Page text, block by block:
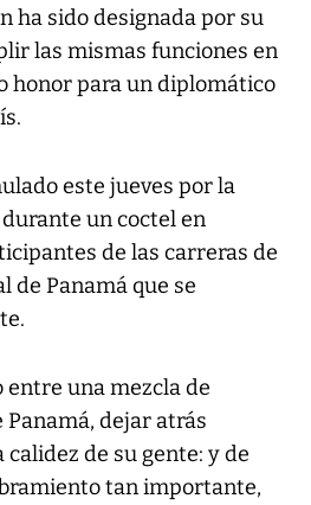
ha sido designada por su
las mismas funciones en
honor para un diplomático
este jueves por la
un coctel en
de las carreras de
de Panamá que se
una mezcla de
dejar atrás
de su gente: y de
tan importante,